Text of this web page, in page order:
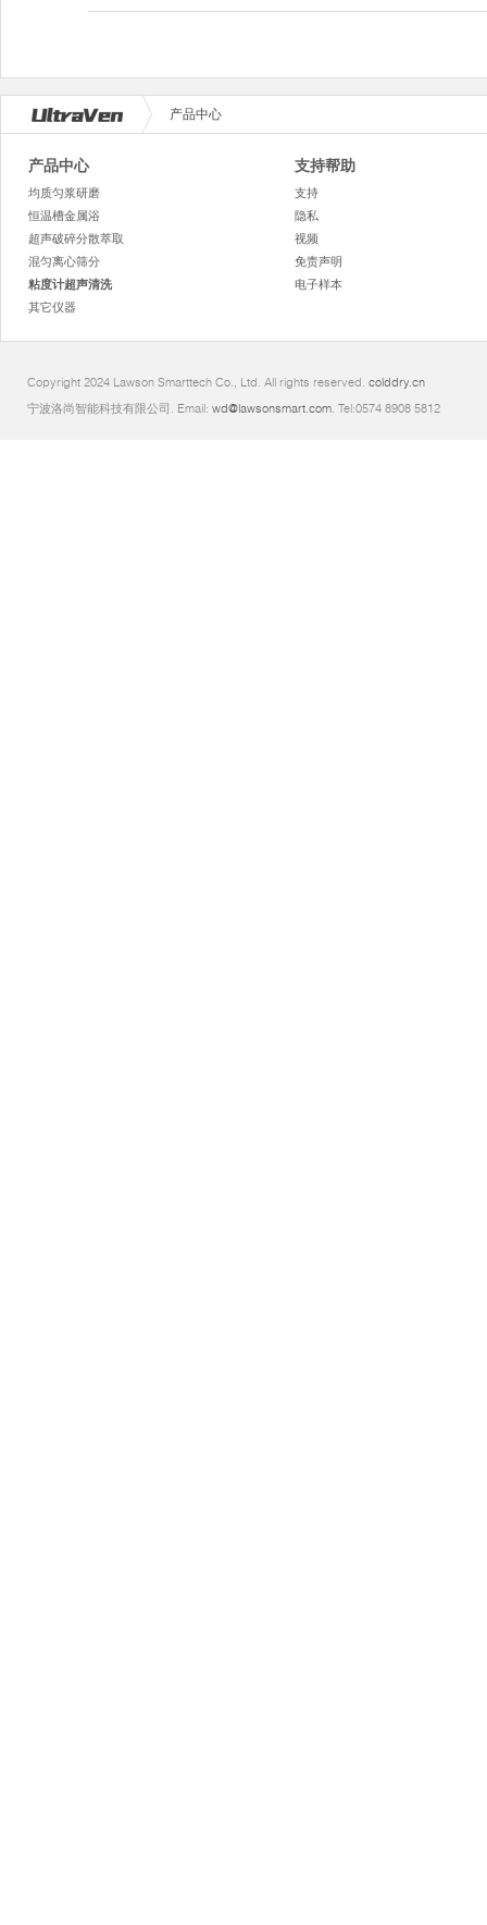
产品中心
产品中心
均质匀浆研磨
恒温槽金属浴
超声破碎分散萃取
混匀离心筛分
粘度计超声清洗
其它仪器
支持帮助
支持
隐私
视频
免责声明
电子样本
Copyright 2024 Lawson Smarttech Co., Ltd. All rights reserved. colddry.cn
宁波洛尚智能科技有限公司. Email: wd@lawsonsmart.com. Tel:0574 8908 5812